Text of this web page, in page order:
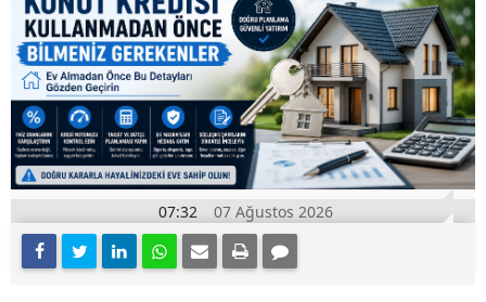
07:32 07 Ağustos 2026